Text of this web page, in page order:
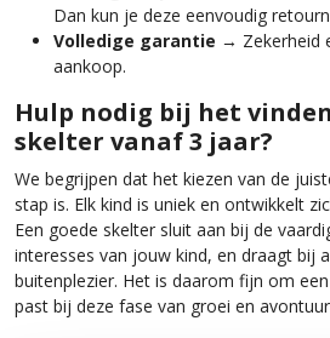
Dan kun je deze eenvoudig
Volledige garantie → Zekerheid
aankoop.
Hulp nodig bij het
skelter vanaf 3 jaar?
We begrijpen dat het kiezen van de
stap is. Elk kind is uniek en ontwikkelt
Een goede skelter sluit aan bij de
interesses van jouw kind, en draagt bij
buitenplezier. Het is daarom fijn om
past bij deze fase van groei en